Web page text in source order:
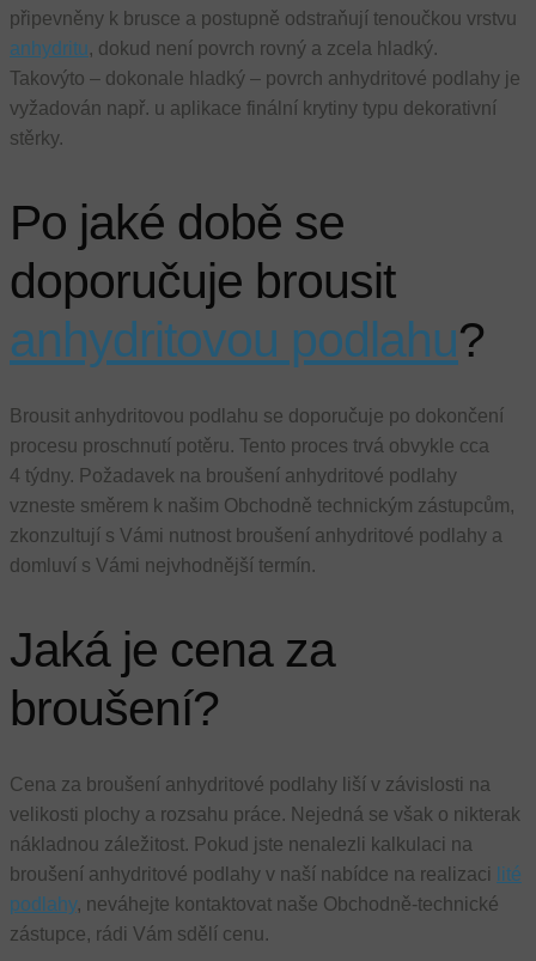
připevněny k brusce a postupně odstraňují tenoučkou vrstvu
anhydritu, dokud není povrch rovný a zcela hladký.
Takovýto – dokonale hladký – povrch anhydritové podlahy je
vyžadován např. u aplikace finální krytiny typu dekorativní
stěrky.
Po jaké době se
doporučuje brousit
anhydritovou podlahu?
Brousit anhydritovou podlahu se doporučuje po dokončení
procesu proschnutí potěru. Tento proces trvá obvykle cca
4 týdny. Požadavek na broušení anhydritové podlahy
vzneste směrem k našim Obchodně technickým zástupcům,
zkonzultují s Vámi nutnost broušení anhydritové podlahy a
domluví s Vámi nejvhodnější termín.
Jaká je cena za
broušení?
Cena za broušení anhydritové podlahy liší v závislosti na
velikosti plochy a rozsahu práce. Nejedná se však o nikterak
nákladnou záležitost. Pokud jste nenalezli kalkulaci na
broušení anhydritové podlahy v naší nabídce na realizaci
lité
podlahy, neváhejte kontaktovat naše Obchodně-technické
zástupce, rádi Vám sdělí cenu.